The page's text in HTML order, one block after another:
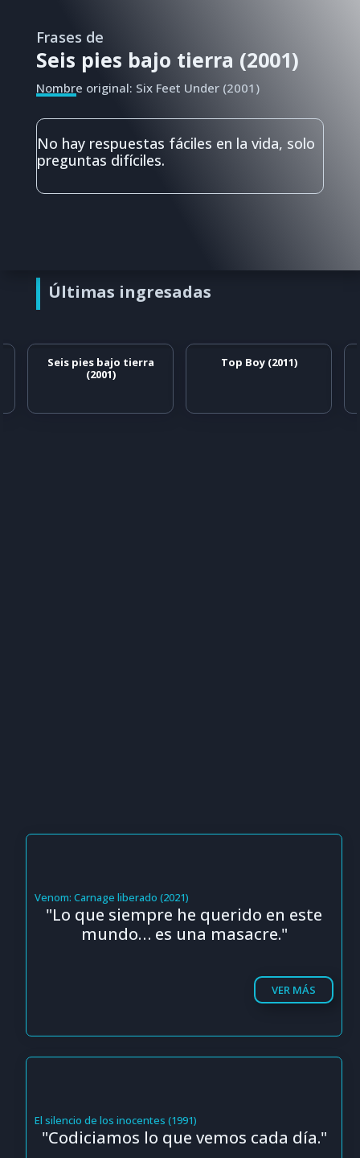
Frases de
Seis pies bajo tierra (2001)
Nombre original: Six Feet Under (2001)
No hay respuestas fáciles en la vida, solo
preguntas difíciles.
Últimas ingresadas
Seis pies bajo tierra
(2001)
Top Boy (2011)
Venom: Carnage liberado (2021)
"Lo que siempre he querido en este
mundo… es una masacre."
VER MÁS
El silencio de los inocentes (1991)
"Codiciamos lo que vemos cada día."